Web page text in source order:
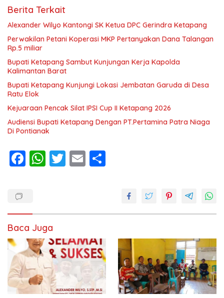
Berita Terkait
Alexander Wilyo Kantongi SK Ketua DPC Gerindra Ketapang
Perwakilan Petani Koperasi MKP Pertanyakan Dana Talangan
Rp.5 miliar
Bupati Ketapang Sambut Kunjungan Kerja Kapolda
Kalimantan Barat
Bupati Ketapang Kunjungi Lokasi Jembatan Garuda di Desa
Ratu Elok
Kejuaraan Pencak Silat IPSI Cup II Ketapang 2026
Audiensi Bupati Ketapang Dengan PT.Pertamina Patra Niaga
Di Pontianak
F
o
o
k
W
A
p
p
T E
Baca Juga